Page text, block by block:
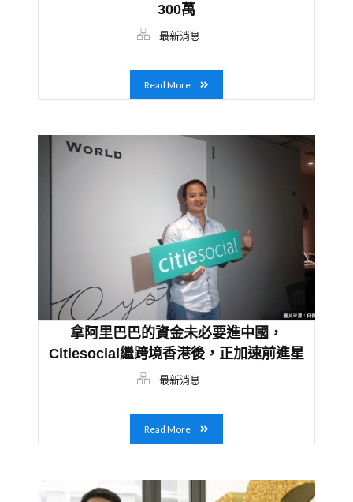
300萬
最新消息
Read More
拿阿里巴巴的資金未必要進中國，
Citiesocial繼跨境香港後，正加速前進星
馬
最新消息
Read More